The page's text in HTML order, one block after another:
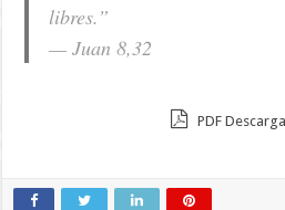
libres.”
— Juan 8,32
PDF